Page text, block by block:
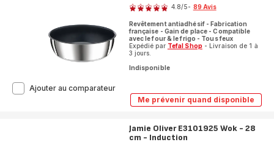
Me prévenir quand disponible
Ingenio
L9733502
4.8/5- 89 Avis
Revêtement antiadhésif - Fabrication
française - Gain de place - Compatible
avec le four & le frigo - Tous feux
Expédié par Tefal Shop- Livraison de 1 à
3 jours.
Indisponible
Ajouter au comparateurIngenio
Préférence
PoêleJamie Oliver E3101925 Wok - 28
cm - Induction
Note